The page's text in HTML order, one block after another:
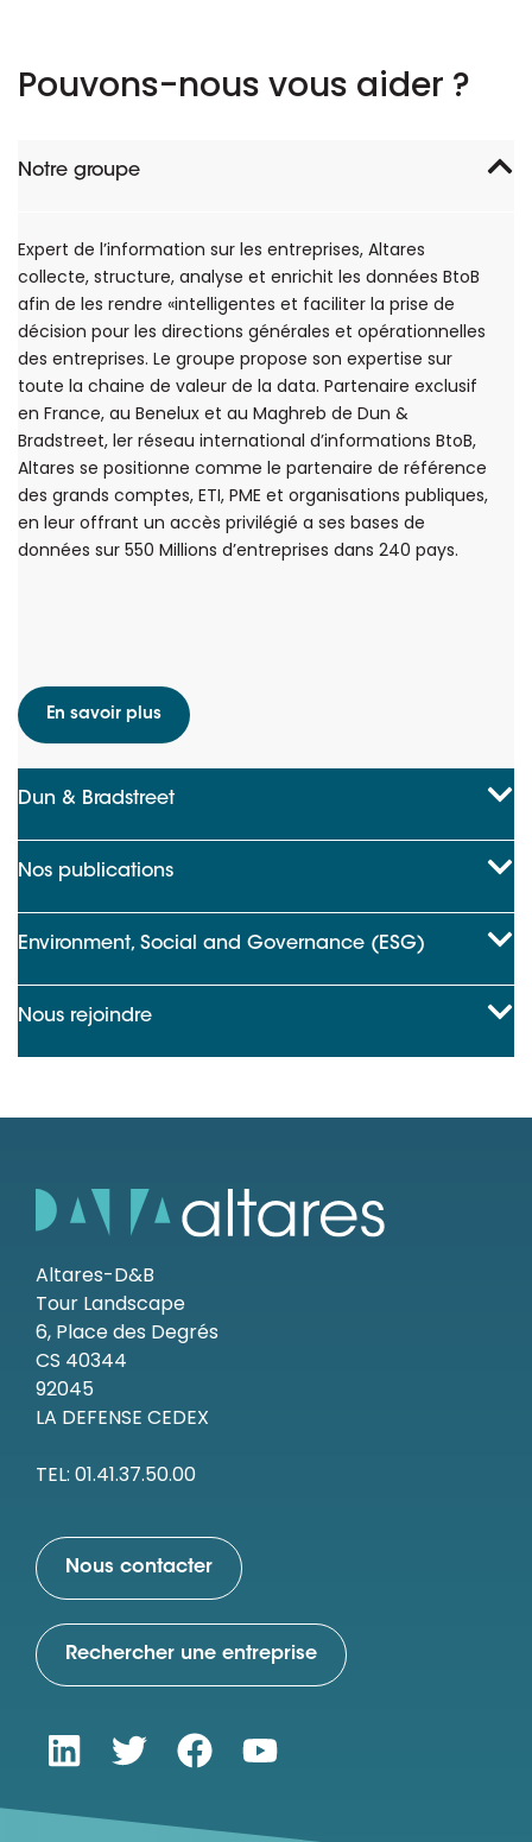
Pouvons-nous vous aider ?
Notre groupe
Expert de l’information sur les entreprises, Altares
collecte, structure, analyse et enrichit les données BtoB
afin de les rendre «intelligentes et faciliter la prise de
décision pour les directions générales et opérationnelles
des entreprises. Le groupe propose son expertise sur
toute la chaine de valeur de la data. Partenaire exclusif
en France, au Benelux et au Maghreb de Dun &
Bradstreet, ler réseau international d’informations BtoB,
Altares se positionne comme le partenaire de référence
des grands comptes, ETI, PME et organisations publiques,
en leur offrant un accès privilégié a ses bases de
données sur 550 Millions d’entreprises dans 240 pays.
En savoir plus
Dun & Bradstreet
Nos publications
Environment, Social and Governance (ESG)
Nous rejoindre
Altares-D&B
Tour Landscape
6, Place des Degrés
CS 40344
92045
LA DEFENSE CEDEX
TEL: 01.41.37.50.00
Nous contacter
Rechercher une entreprise